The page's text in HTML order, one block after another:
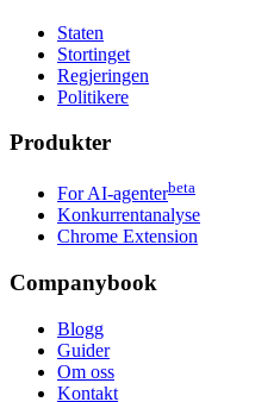
Staten
Stortinget
Regjeringen
Politikere
Produkter
For AI-agenterbeta
Konkurrentanalyse
Chrome Extension
Companybook
Blogg
Guider
Om oss
Kontakt